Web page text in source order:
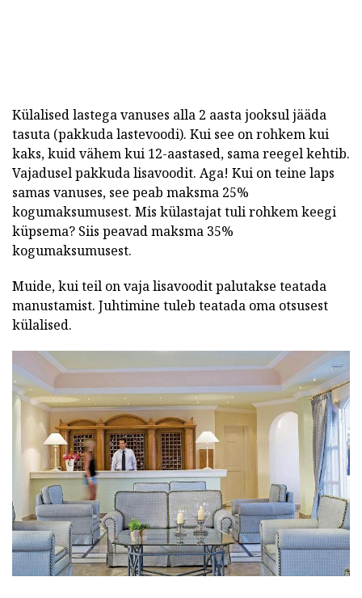
Külalised lastega vanuses alla 2 aasta jooksul jääda
tasuta (pakkuda lastevoodi). Kui see on rohkem kui
kaks, kuid vähem kui 12-aastased, sama reegel kehtib.
Vajadusel pakkuda lisavoodit. Aga! Kui on teine laps
samas vanuses, see peab maksma 25%
kogumaksumusest. Mis külastajat tuli rohkem keegi
küpsema? Siis peavad maksma 35%
kogumaksumusest.
Muide, kui teil on vaja lisavoodit palutakse teatada
manustamist. Juhtimine tuleb teatada oma otsusest
külalised.